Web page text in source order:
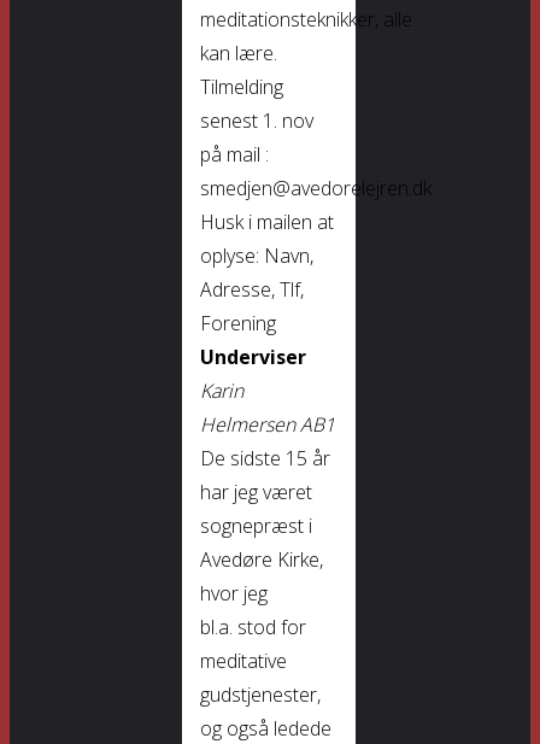
meditationsteknikker, alle
kan lære.
Tilmelding
senest 1. nov
på mail :
smedjen@avedorelejren.dk
Husk i mailen at
oplyse: Navn,
Adresse, Tlf,
Forening
Underviser
Karin
Helmersen AB1
De sidste 15 år
har jeg været
sognepræst i
Avedøre Kirke,
hvor jeg
bl.a. stod for
meditative
gudstjenester,
og også ledede